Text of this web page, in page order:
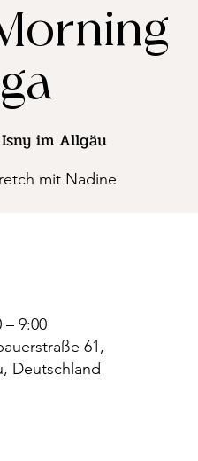
Isny im Allgäu
mit Nadine
– 9:00
61,
Deutschland